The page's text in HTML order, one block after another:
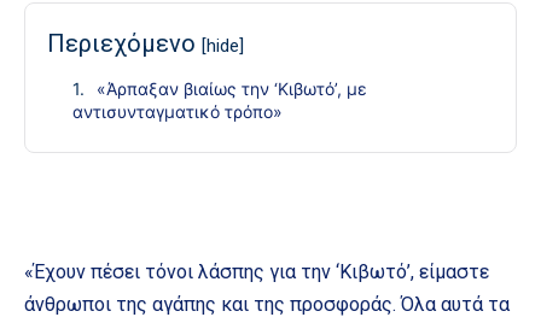
Περιεχόμενο [hide]
«Άρπαξαν βιαίως την ‘Κιβωτό’, με
αντισυνταγματικό τρόπο»
«Έχουν πέσει τόνοι λάσπης για την ‘Κιβωτό’, είμαστε
άνθρωποι της αγάπης και της προσφοράς. Όλα αυτά τα